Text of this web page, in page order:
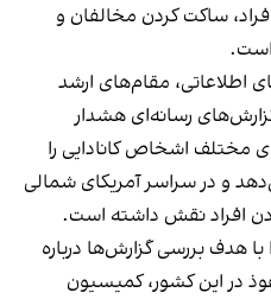
ساکت کردن مخالفان و
است.
اطلاعاتی، مقام‌های ارشد
رسانه‌ای هشدار
مختلف اشخاص کانادایی را
و در سراسر آمریکای شمالی
افراد نقش داشته است.
هدف بررسی گزارش‌ها درباره
در این کشور، کمیسیون